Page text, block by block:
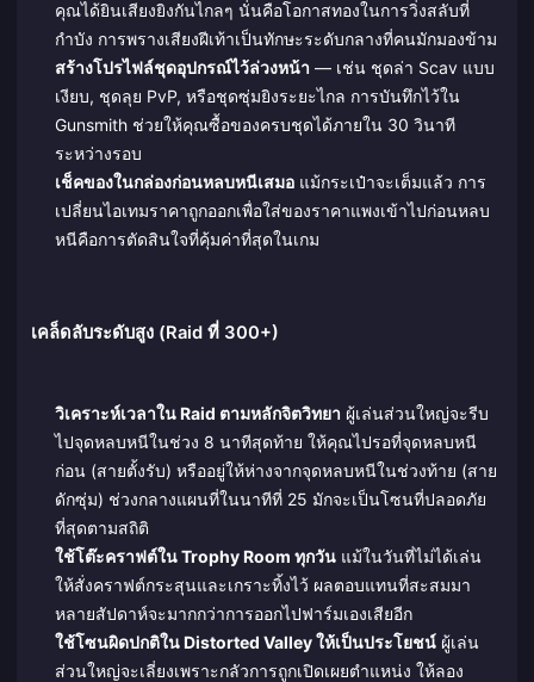
คุณได้ยินเสียงยิงกันไกลๆ นั่นคือโอกาสทองในการวิ่งสลับที่
กำบัง การพรางเสียงฝีเท้าเป็นทักษะระดับกลางที่คนมักมองข้าม
สร้างโปรไฟล์ชุดอุปกรณ์ไว้ล่วงหน้า — เช่น ชุดล่า Scav แบบ
เงียบ, ชุดลุย PvP, หรือชุดซุ่มยิงระยะไกล การบันทึกไว้ใน
Gunsmith ช่วยให้คุณซื้อของครบชุดได้ภายใน 30 วินาที
ระหว่างรอบ
เช็คของในกล่องก่อนหลบหนีเสมอแม้กระเป๋าจะเต็มแล้ว การ
เปลี่ยนไอเทมราคาถูกออกเพื่อใส่ของราคาแพงเข้าไปก่อนหลบ
หนีคือการตัดสินใจที่คุ้มค่าที่สุดในเกม
เคล็ดลับระดับสูง (Raid ที่ 300+)
วิเคราะห์เวลาใน Raid ตามหลักจิตวิทยา ผู้เล่นส่วนใหญ่จะรีบ
ไปจุดหลบหนีในช่วง 8 นาทีสุดท้าย ให้คุณไปรอที่จุดหลบหนี
ก่อน (สายตั้งรับ) หรืออยู่ให้ห่างจากจุดหลบหนีในช่วงท้าย (สาย
ดักซุ่ม) ช่วงกลางแผนที่ในนาทีที่ 25 มักจะเป็นโซนที่ปลอดภัย
ที่สุดตามสถิติ
ใช้โต๊ะคราฟต์ใน Trophy Room ทุกวันแม้ในวันที่ไม่ได้เล่น
ให้สั่งคราฟต์กระสุนและเกราะทิ้งไว้ ผลตอบแทนที่สะสมมา
หลายสัปดาห์จะมากกว่าการออกไปฟาร์มเองเสียอีก
ใช้โซนผิดปกติใน Distorted Valley ให้เป็นประโยชน์ผู้เล่น
ส่วนใหญ่จะเลี่ยงเพราะกลัวการถูกเปิดเผยตำแหน่ง ให้ลอง